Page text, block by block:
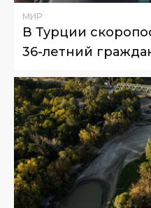
МИР
В Турции
36-летний